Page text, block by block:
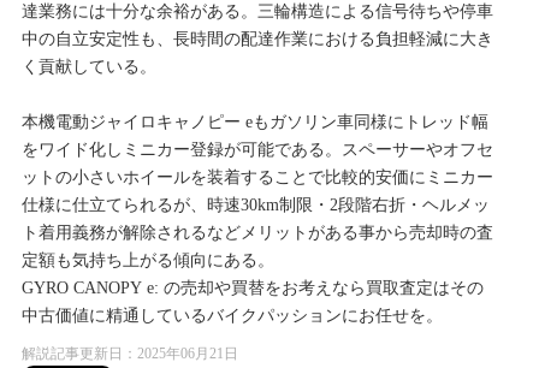
達業務には十分な余裕がある。三輪構造による信号待ちや停車
中の自立安定性も、長時間の配達作業における負担軽減に大き
く貢献している。
本機電動ジャイロキャノピー eもガソリン車同様にトレッド幅
をワイド化しミニカー登録が可能である。スペーサーやオフセ
ットの小さいホイールを装着することで比較的安価にミニカー
仕様に仕立てられるが、時速30km制限・2段階右折・ヘルメッ
ト着用義務が解除されるなどメリットがある事から売却時の査
定額も気持ち上がる傾向にある。
GYRO CANOPY e: の売却や買替をお考えなら買取査定はその
中古価値に精通しているバイクパッションにお任せを。
解説記事更新日：2025年06月21日